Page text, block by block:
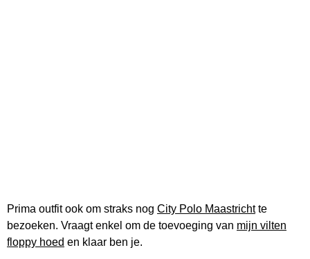
Prima outfit ook om straks nog City Polo Maastrichtte
bezoeken. Vraagt enkel om de toevoeging van mijn vilten
floppy hoed en klaar ben je.